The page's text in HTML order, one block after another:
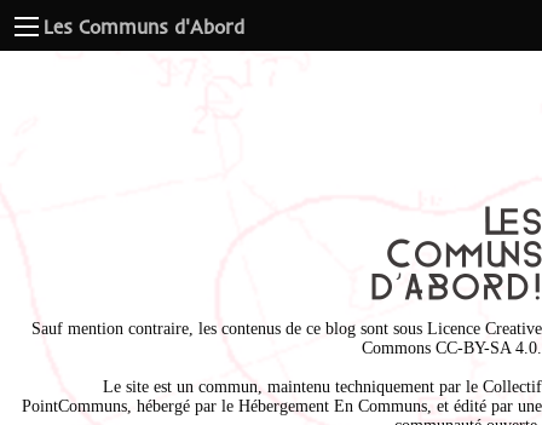
Les Communs d'Abord
Sauf mention contraire, les contenus de ce blog sont sous Licence Creative
Commons CC-BY-SA 4.0
Le site est un commun, maintenu techniquement par le Collectif
PointCommuns , hébergé par le Hébergement En Communs , et édité par une